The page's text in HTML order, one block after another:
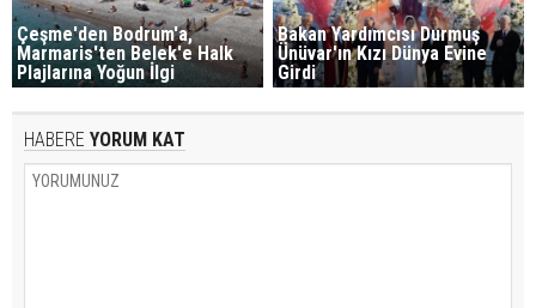
Çeşme'den Bodrum'a,
Marmaris'ten Belek'e Halk
Plajlarına Yoğun İlgi
Bakan Yardımcısı Durmuş
Ünüvar'ın Kızı Dünya Evine
Girdi
HABERE YORUM KAT